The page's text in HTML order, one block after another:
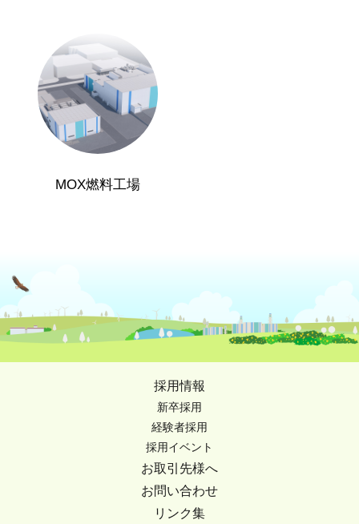
MOX燃料工場
採用情報
新卒採用
経験者採用
採用イベント
お取引先様へ
お問い合わせ
リンク集